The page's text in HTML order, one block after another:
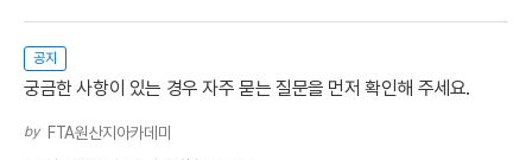
공지
궁금한 사항이 있는 경우 자주 묻는 질문을 먼저 확인해 주세요.
by FTA원산지아카데미